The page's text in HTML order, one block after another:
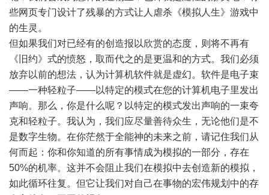
些网页专门设计了残暴的方式让人虐杀《模拟人生》游戏中
的生灵。
但如果我们对已经有的创造报以欣赏的态度，则将不再有
《旧约》式的愤怒，取而代之的是更温和的方式。我们必须
放弃以前的想法，认为计算机软件就是虚幻。软件是电子束
――一种轻粒子――以特定的模式在您的计算机电子里发出
声响。那么，你是什么呢？以特定的模式发出声响的一束夸
克和轻粒子。我认为，我们应尽量善待众生，无论他们是不
是数字生物。在你茫然于全能神的未来之前，请记住我们从
何而起：你和你知道的所有事情成为模拟的一部分，存在
50%的机率。这并不会阻止我们在模拟中去创造新的模拟，
如此循环往复。但它让我们对自己在事物的宏伟规划中的存